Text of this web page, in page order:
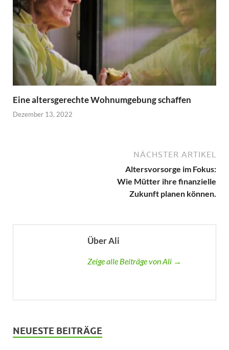
Eine altersgerechte Wohnumgebung schaffen
Dezember 13, 2022
NÄCHSTER ARTIKEL
Altersvorsorge im Fokus:
Wie Mütter ihre finanzielle
Zukunft planen können.
Über Ali
Zeige alle Beiträge von Ali →
NEUESTE BEITRÄGE